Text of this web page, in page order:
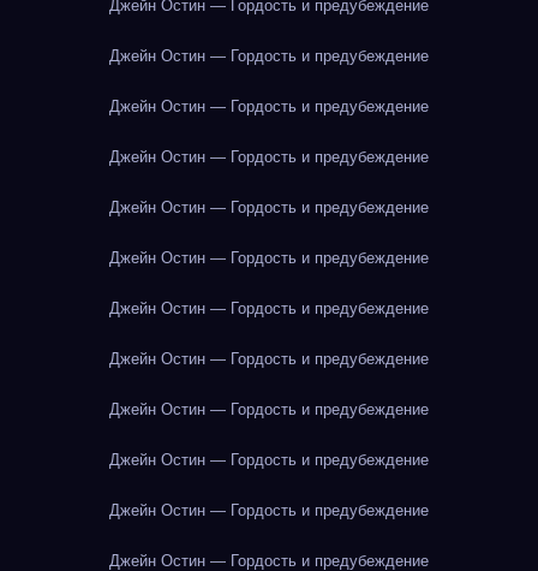
Джейн Остин — Гордость и предубеждение
Джейн Остин — Гордость и предубеждение
Джейн Остин — Гордость и предубеждение
Джейн Остин — Гордость и предубеждение
Джейн Остин — Гордость и предубеждение
Джейн Остин — Гордость и предубеждение
Джейн Остин — Гордость и предубеждение
Джейн Остин — Гордость и предубеждение
Джейн Остин — Гордость и предубеждение
Джейн Остин — Гордость и предубеждение
Джейн Остин — Гордость и предубеждение
Джейн Остин — Гордость и предубеждение